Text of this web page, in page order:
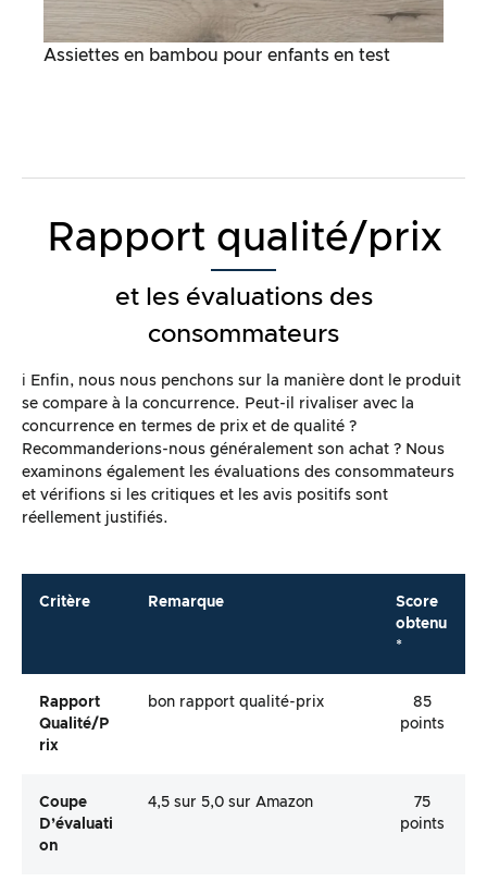
Assiettes en bambou pour enfants en test
Rapport qualité/prix
et les évaluations des
consommateurs
ℹ️ Enfin, nous nous penchons sur la manière dont le produit
se compare à la concurrence. Peut-il rivaliser avec la
concurrence en termes de prix et de qualité ?
Recommanderions-nous généralement son achat ? Nous
examinons également les évaluations des consommateurs
et vérifions si les critiques et les avis positifs sont
réellement justifiés.
Critère Remarque
Score
obtenu
*
Rapport
Qualité/p
Rix
bon rapport qualité-prix
85
points
Coupe
D’évaluati
On
4,5 sur 5,0 sur Amazon
75
points